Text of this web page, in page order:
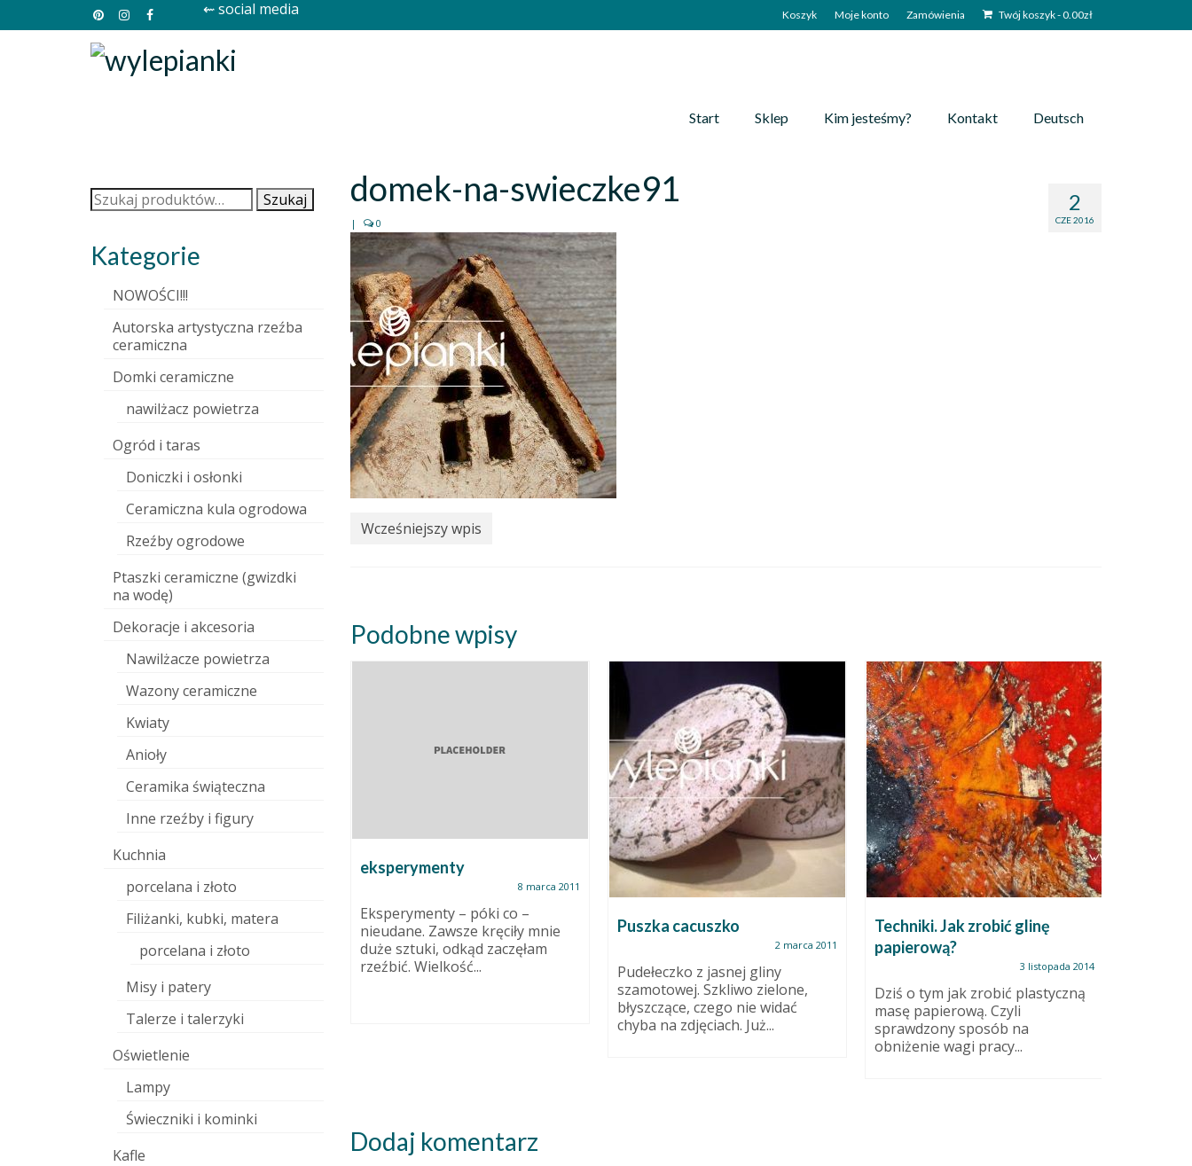
Koszyk Moje konto Zamówienia Twój koszyk-0.00zł
⇜ social media
Start Sklep Kim jesteśmy? Kontakt Deutsch
2
CZE 2016
domek-na-swieczke91
| 0
Wcześniejszy wpis
Podobne wpisy
Praca, czy pasja? Jak to
połączyć?
Do tej pory blog stanowił dla
mnie narzędzie informacyjne,
kanał dotarcia do osób, które
szukają...
eksperymenty
8 marca 2011
Eksperymenty – póki co –
nieudane. Zawsze kręciły mnie
duże sztuki, odkąd zaczęłam
rzeźbić. Wielkość...
Puszka cacuszko
2 marca 2011
Pudełeczko z jasnej gliny
szamotowej. Szkliwo zielone,
błyszczące, czego nie widać
chyba na zdjęciach. Już...
Techniki. Jak zrobić glinę
papierową?
3 listopada 2014
Dziś o tym jak zrobić plastyczną
masę papierową. Czyli
sprawdzony sposób na
obniżenie wagi pracy...
Dodaj komentarz
Szukaj: Szukaj
Kategorie
NOWOŚCI!!!
Autorska artystyczna rzeźba
ceramiczna
Domki ceramiczne
nawilżacz powietrza
Ogród i taras
Doniczki i osłonki
Ceramiczna kula ogrodowa
Rzeźby ogrodowe
Ptaszki ceramiczne (gwizdki
na wodę)
Dekoracje i akcesoria
Nawilżacze powietrza
Wazony ceramiczne
Kwiaty
Anioły
Ceramika świąteczna
Inne rzeźby i figury
Kuchnia
porcelana i złoto
Filiżanki, kubki, matera
porcelana i złoto
Misy i patery
Talerze i talerzyki
Oświetlenie
Lampy
Świeczniki i kominki
Kafle